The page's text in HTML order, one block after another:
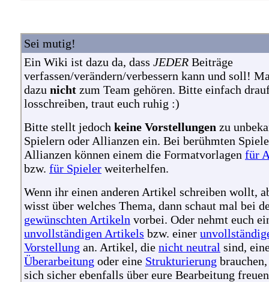
Sei mutig!
Ein Wiki ist dazu da, dass JEDER Beiträge
verfassen/verändern/verbessern kann und soll!
dazu nicht zum Team gehören. Bitte einfach
losschreiben, traut euch ruhig :)
Bitte stellt jedoch keine Vorstellungen zu
Spielern oder Allianzen ein. Bei berühmten
Allianzen können einem die Formatvorlagen für
bzw. für Spieler weiterhelfen.
Wenn ihr einen anderen Artikel schreiben wollt,
wisst über welches Thema, dann schaut mal bei
gewünschten Artikeln vorbei. Oder nehmt euch
unvollständigen Artikels bzw. einer
Vorstellung an. Artikel, die nicht neutral sind,
Überarbeitung oder eine Strukturierung
sich sicher ebenfalls über eure Bearbeitung